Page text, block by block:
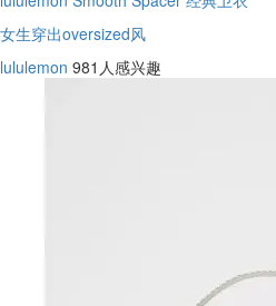
女生穿出oversized风
lululemon 981人感兴趣